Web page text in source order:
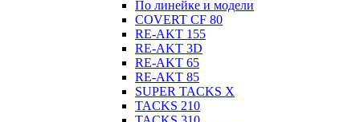
По линейке и модели
COVERT CF 80
RE-AKT 155
RE-AKT 3D
RE-AKT 65
RE-AKT 85
SUPER TACKS X
TACKS 210